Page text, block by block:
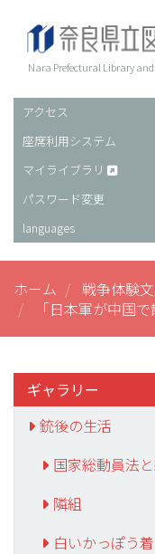
Nara Prefectural Library
ヘ
ッ
ダ
ー
アクセス
座席利用システム
マイライブラリ
パスワード変更
languages
ホーム 戦争体験
「日本軍が中国
ギャラリー
銃後の生活
国家総動員法
隣組
白いかっぽう